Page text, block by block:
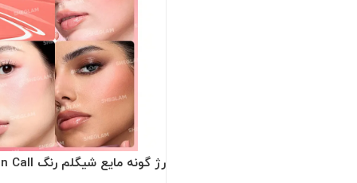
رژ گونه مایع شیگلم رنگ On Call